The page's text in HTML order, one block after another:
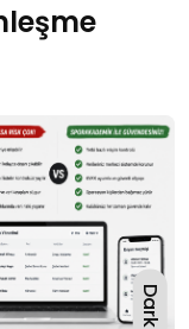
Dark